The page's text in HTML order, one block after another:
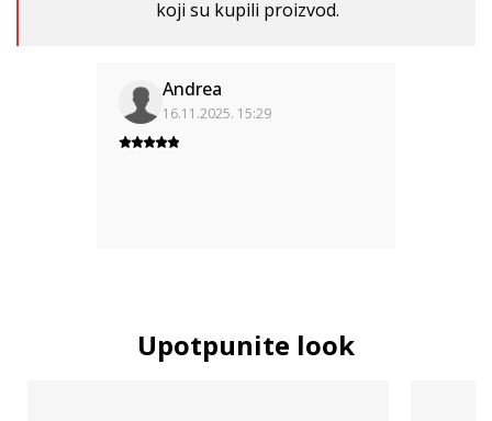
koji su kupili proizvod.
Andrea
16.11.2025. 15:29
Upotpunite look